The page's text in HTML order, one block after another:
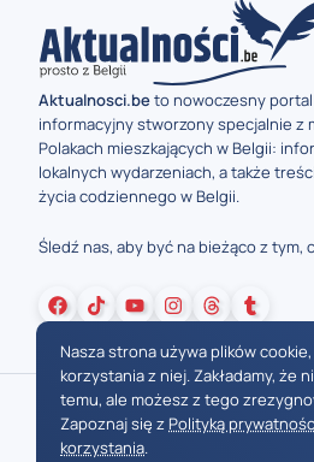
Aktualnosci.beto nowoczesny portal
informacyjny stworzony specjalnie z
Polakach mieszkających w Belgii:
lokalnych wydarzeniach, a także
życia codziennego w Belgii.
Śledź nas, aby być na bieżąco z tym,
Nasza strona używa plików
korzystania z niej. Zakładamy, że
temu, ale możesz z tego
Zapoznaj się z Polityką
korzystania.